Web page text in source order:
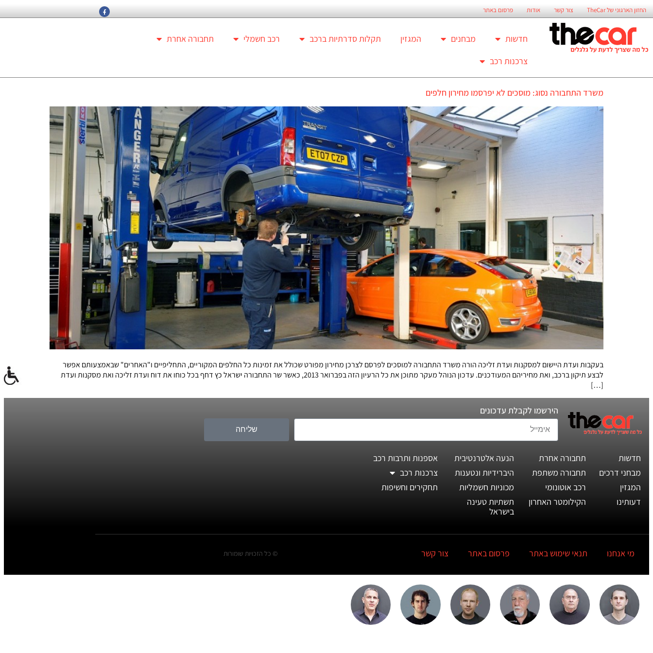
החזון הארגוני של TheCar צור קשר אודות פרסום באתר
חדשות מבחנים המגזין תקלות סדרתיות ברכב רכב חשמלי
תחבורה אחרת
צרכנות רכב
משרד התחבורה נסוג: מוסכים לא יפרסמו מחירון חלפים
בעקבות ועדת היישום למסקנות ועדת זליכה הורה משרד התחבורה למוסכים לפרסם לצרכן מחירון מפורט שכולל את זמינות כל החלפים המקוריים, התחליפיים ו"האחרים" שבאמצעותם אפשר
לבצע תיקון ברכב, ואת מחיריהם המעודכנים. עדכון הנוהל מעקר מתוכן את כל הרעיון הזה בפברואר 2013, כאשר שר התחבורה ישראל כץ דחף בכל כוחו את דוח ועדת זליכה ואת מסקנות ועדת
[…]
הירשמו לקבלת עדכונים
שליחה
חדשות
מבחני דרכים
המגזין
דעותינו
תחבורה אחרת
תחבורה משתפת
רכב אוטונומי
הקילומטר האחרון
הנעה אלטרנטיבית
היברידיות ונטענות
מכוניות חשמליות
תשתיות טעינה
בישראל
אספנות ותרבות רכב
צרכנות רכב
תחקירים וחשיפות
מי אנחנו תנאי שימוש באתר פרסום באתר צור קשר © כל הזכויות שומורות